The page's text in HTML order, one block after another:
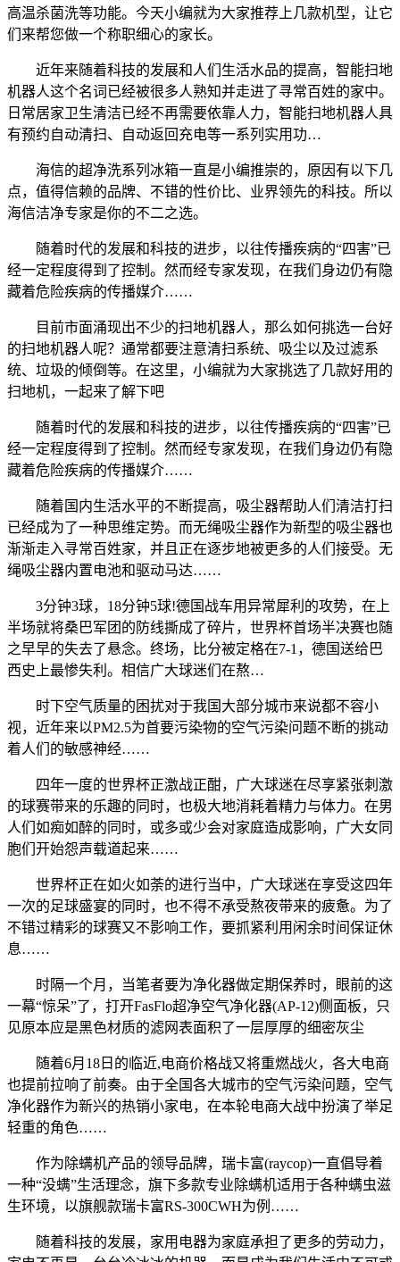
高温杀菌洗等功能。今天小编就为大家推荐上几款机型，让它
们来帮您做一个称职细心的家长。
近年来随着科技的发展和人们生活水品的提高，智能扫地
机器人这个名词已经被很多人熟知并走进了寻常百姓的家中。
日常居家卫生清洁已经不再需要依靠人力，智能扫地机器人具
有预约自动清扫、自动返回充电等一系列实用功…
海信的超净洗系列冰箱一直是小编推崇的，原因有以下几
点，值得信赖的品牌、不错的性价比、业界领先的科技。所以
海信洁净专家是你的不二之选。
随着时代的发展和科技的进步，以往传播疾病的“四害”已
经一定程度得到了控制。然而经专家发现，在我们身边仍有隐
藏着危险疾病的传播媒介……
目前市面涌现出不少的扫地机器人，那么如何挑选一台好
的扫地机器人呢？通常都要注意清扫系统、吸尘以及过滤系
统、垃圾的倾倒等。在这里，小编就为大家挑选了几款好用的
扫地机，一起来了解下吧
随着时代的发展和科技的进步，以往传播疾病的“四害”已
经一定程度得到了控制。然而经专家发现，在我们身边仍有隐
藏着危险疾病的传播媒介……
随着国内生活水平的不断提高，吸尘器帮助人们清洁打扫
已经成为了一种思维定势。而无绳吸尘器作为新型的吸尘器也
渐渐走入寻常百姓家，并且正在逐步地被更多的人们接受。无
绳吸尘器内置电池和驱动马达……
3分钟3球，18分钟5球!德国战车用异常犀利的攻势，在上
半场就将桑巴军团的防线撕成了碎片，世界杯首场半决赛也随
之早早的失去了悬念。终场，比分被定格在7-1，德国送给巴
西史上最惨失利。相信广大球迷们在熬…
时下空气质量的困扰对于我国大部分城市来说都不容小
视，近年来以PM2.5为首要污染物的空气污染问题不断的挑动
着人们的敏感神经……
四年一度的世界杯正激战正酣，广大球迷在尽享紧张刺激
的球赛带来的乐趣的同时，也极大地消耗着精力与体力。在男
人们如痴如醉的同时，或多或少会对家庭造成影响，广大女同
胞们开始怨声载道起来……
世界杯正在如火如荼的进行当中，广大球迷在享受这四年
一次的足球盛宴的同时，也不得不承受熬夜带来的疲惫。为了
不错过精彩的球赛又不影响工作，要抓紧利用闲余时间保证休
息……
时隔一个月，当笔者要为净化器做定期保养时，眼前的这
一幕“惊呆”了，打开FasFlo超净空气净化器(AP-12)侧面板，只
见原本应是黑色材质的滤网表面积了一层厚厚的细密灰尘
随着6月18日的临近,电商价格战又将重燃战火，各大电商
也提前拉响了前奏。由于全国各大城市的空气污染问题，空气
净化器作为新兴的热销小家电，在本轮电商大战中扮演了举足
轻重的角色……
作为除螨机产品的领导品牌，瑞卡富(raycop)一直倡导着
一种“没螨”生活理念，旗下多款专业除螨机适用于各种螨虫滋
生环境，以旗舰款瑞卡富RS-300CWH为例……
随着科技的发展，家用电器为家庭承担了更多的劳动力，